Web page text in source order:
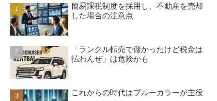
簡易課税制度を採用し、不動産を売却
した場合の注意点
「ランクル転売で儲かったけど税金は
払わんぜ」は危険かも
これからの時代はブルーカラーが主役